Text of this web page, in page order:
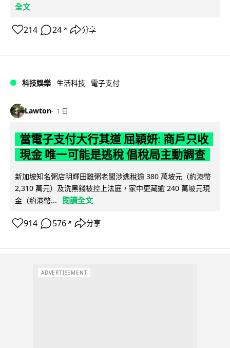
全文
214 24 ↗ 分享
科技娛樂 生活科技 電子支付
Lawton 1 日
當電子支付大行其道 屈穎妍: 商戶只收
現金 唯一可能是逃稅 倡稅局主動調查
新加坡知名粥店明輝田雞粥老闆涉逃稅逾 380 萬坡元（約港幣
2,310 萬元）及洗黑錢被控上法庭，家中更藏逾 240 萬坡元現
金（約港幣...
閱讀全文
914 576 ↗ 分享
ADVERTISEMENT